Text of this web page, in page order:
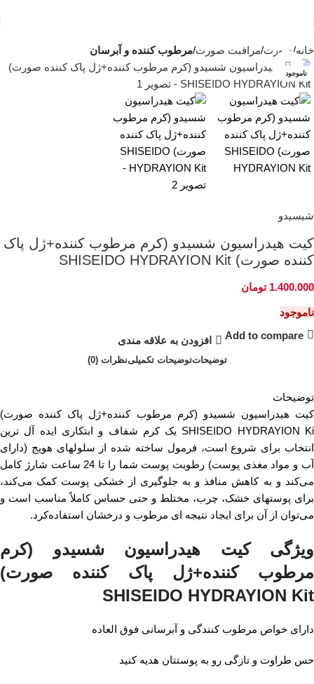
خانه صورت مراقبت صورت مرطوب کننده و آبرسان
ناموجود
بزرگنمایی تصویر
شیسیدو
کیت هیدراسیون شسیدو (کرم مرطوب کننده+ژل پاک
کننده صورت) SHISEIDO HYDRAYION Kit
1.400.000 تومان
ناموجود
Add to compare
افزودن به علاقه مندی
توضیحاتتوضیحات تکمیلینظرات (0)
توضیحات
کیت هیدراسیون شسیدو (کرم مرطوب کننده+ژل پاک کننده صورت)
SHISEIDO HYDRAYION Ki یک کرم شفاف و ابتکاری ایده آل ترین
انتخاب برای شروع است، فرمول ساخته شده از سلولهای هویج (دارای
آب و مواد مغذی پوست) رطوبت پوست شما را تا 24 ساعت شارژ کامل
می‌کند و به کاهش منافذ و به جلوگیری از خشکی پوست کمک می‌کند،
برای پوستهای خشک، چرب، مختلط و حتی حساس کاملاً مناسب است و
می‌توان از آن برای ایجاد نتیجه ای مرطوب و درخشان استفاده‌کرد.
ویژگی کیت هیدراسیون شسیدو (کرم
مرطوب کننده+ژل پاک کننده صورت)
SHISEIDO HYDRAYION Kit
دارای خواص مرطوب کنندگی و آبرسانی فوق العاده
حس طراوت و تازگی رو به پوستتان هدیه کنید